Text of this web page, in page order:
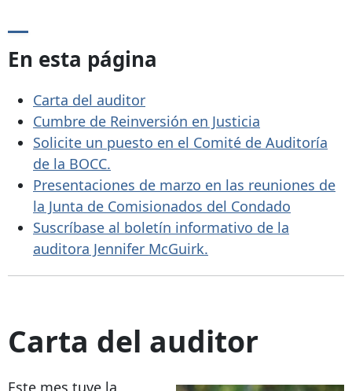
En esta página
Carta del auditor
Cumbre de Reinversión en Justicia
Solicite un puesto en el Comité de Auditoría
de la BOCC.
Presentaciones de marzo en las reuniones de
la Junta de Comisionados del Condado
Suscríbase al boletín informativo de la
auditora Jennifer McGuirk.
Carta del auditor